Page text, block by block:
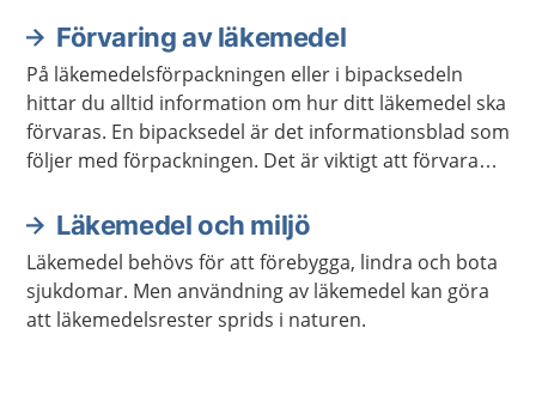
Förvaring av läkemedel
På läkemedelsförpackningen eller i bipacksedeln
hittar du alltid information om hur ditt läkemedel ska
förvaras. En bipacksedel är det informationsblad som
följer med förpackningen. Det är viktigt att förvara
Läkemedel och miljö
Läkemedel behövs för att förebygga, lindra och bota
sjukdomar. Men användning av läkemedel kan göra
att läkemedelsrester sprids i naturen.